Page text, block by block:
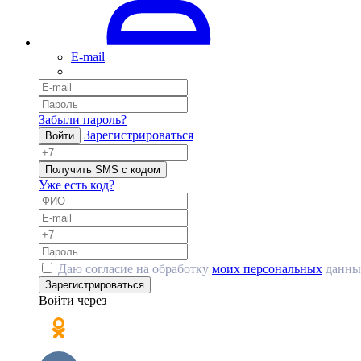
E-mail
Забыли пароль?
Войти Зарегистрироваться
Получить SMS с кодом
Уже есть код?
Даю согласие на обработку моих персональных
Зарегистрироваться
Войти через